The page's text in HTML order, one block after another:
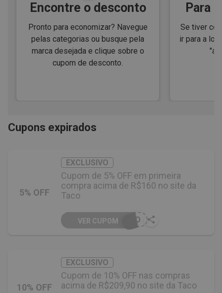
Encontre o desconto
Pronto para economizar? Navegue
pelas categorias ou busque pela
marca desejada e clique sobre o
cupom de desconto.
Para
Se tiver
ir para a
Cupons expirados
5% OFF
EXCLUSIVO
Cupom de 5% OFF em primeira
compra acima de R$160 no site da
Taco
OVO
VER CUPOM
10% OFF
EXCLUSIVO
Cupom de 10% OFF nas compras
acima de R$209,90 no site da Taco